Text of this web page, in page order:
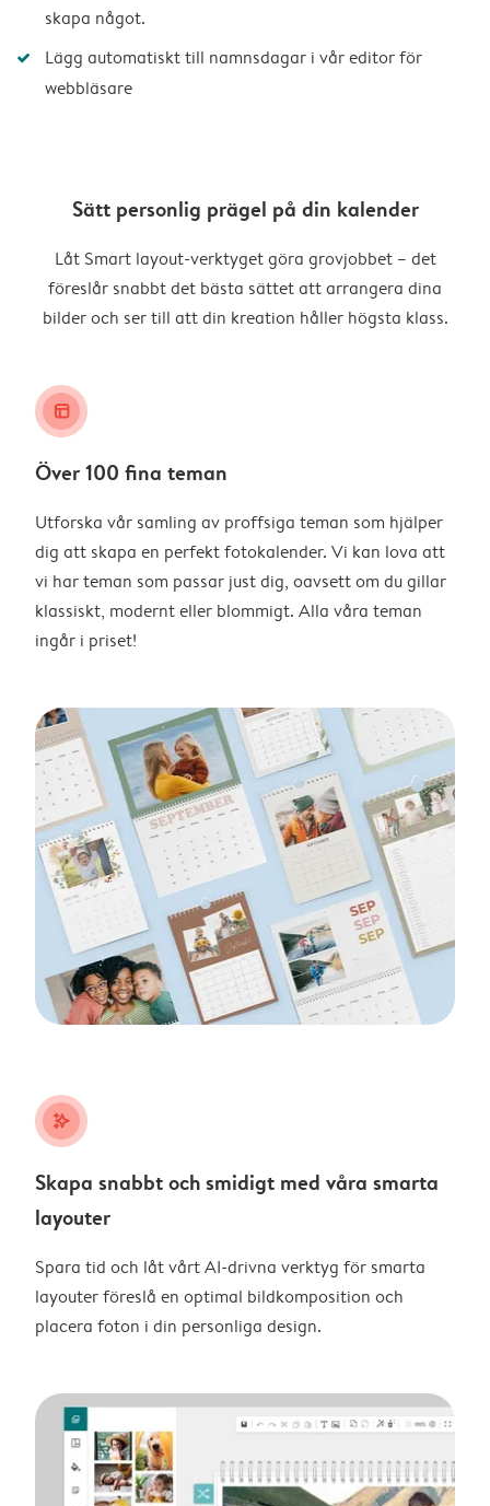
skapa något.
Lägg automatiskt till namnsdagar i vår editor för
webbläsare
Sätt personlig prägel på din kalender
Låt Smart layout-verktyget göra grovjobbet – det
föreslår snabbt det bästa sättet att arrangera dina
bilder och ser till att din kreation håller högsta klass.
layout_alt
Över 100 fina teman
Utforska vår samling av proffsiga teman som hjälper
dig att skapa en perfekt fotokalender. Vi kan lova att
vi har teman som passar just dig, oavsett om du gillar
klassiskt, modernt eller blommigt. Alla våra teman
ingår i priset!
stars_plus
Skapa snabbt och smidigt med våra smarta
layouter
Spara tid och låt vårt AI-drivna verktyg för smarta
layouter föreslå en optimal bildkomposition och
placera foton i din personliga design.